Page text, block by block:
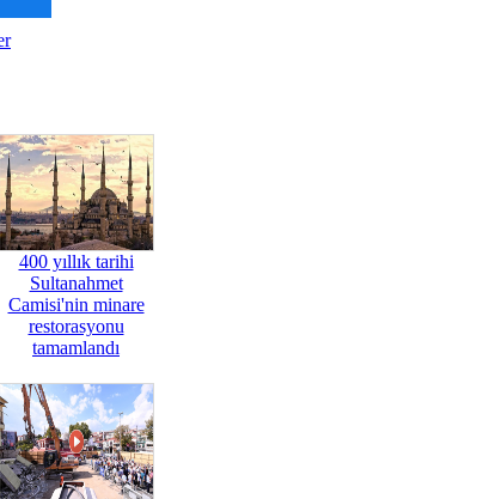
400 yıllık tarihi
Sultanahmet
Camisi'nin minare
restorasyonu
tamamlandı